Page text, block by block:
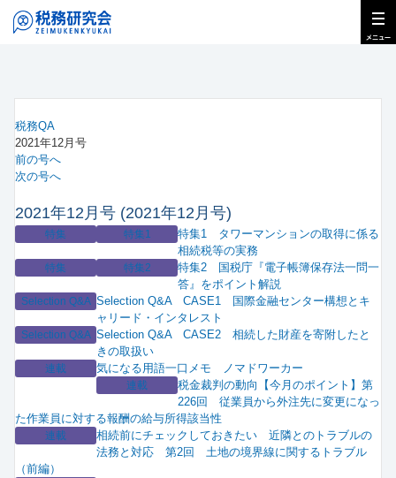
税務QA
2021年12月号
前の号へ
次の号へ
2021年12月号 (2021年12月号)
特集 特集1
特集1 タワーマンションの取得に係る
相続税等の実務
特集 特集2
特集2 国税庁『電子帳簿保存法一問一
答』をポイント解説
Selection Q&A Selection Q&A CASE1 国際金融センター構想とキ
ャリード・インタレスト
Selection Q&A Selection Q&A CASE2 相続した財産を寄附したと
きの取扱い
連載 気になる用語一口メモ ノマドワーカー
連載
税金裁判の動向【今月のポイント】第
226回 従業員から外注先に変更になっ
た作業員に対する報酬の給与所得該当性
連載
相続前にチェックしておきたい 近隣とのトラブルの
法務と対応 第2回 土地の境界線に関するトラブル
（前編）